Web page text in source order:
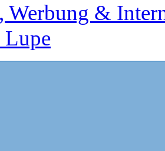
Werbung &
Lupe